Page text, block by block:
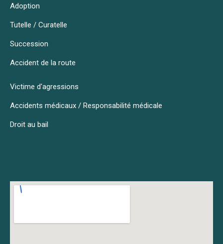
Adoption
Tutelle / Curatelle
Succession
Accident de la route
Victime d'agressions
Accidents médicaux / Responsabilité médicale
Droit au bail